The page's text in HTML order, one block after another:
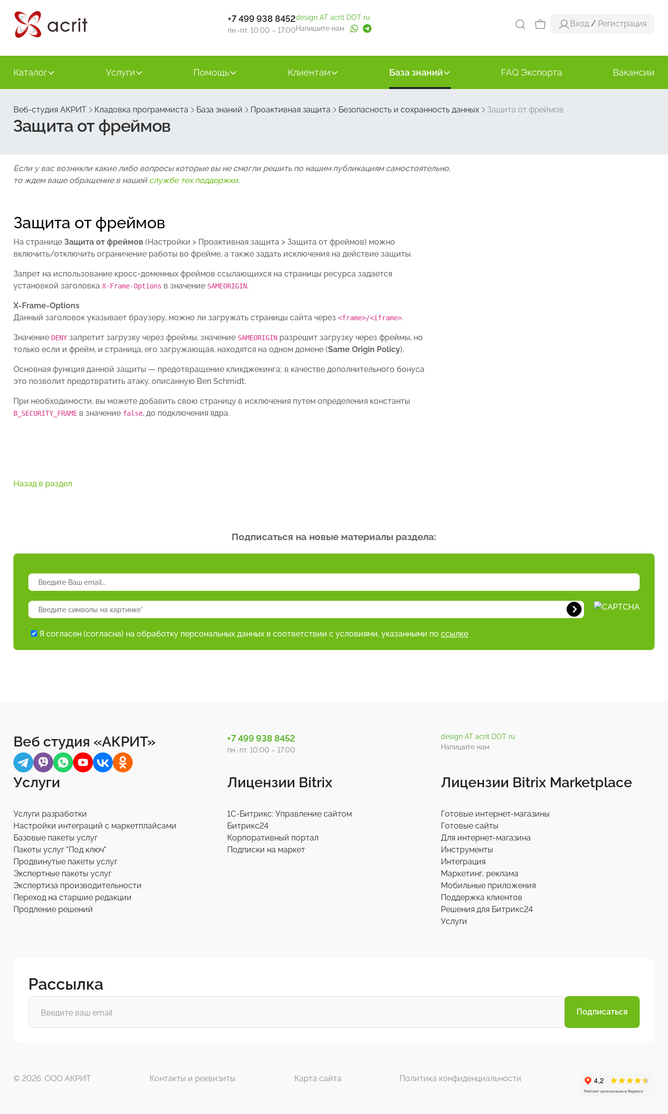
+7 499 938 8452
пн.-пт. 10:00 – 17:00
design AT acrit DOT ru
Напишите нам
Вход / Регистрация
Каталог Услуги Помощь Клиентам База знаний FAQ Экспорта Вакансии
Веб-студия АКРИТ Кладовка программиста База знаний Проактивная защита Безопасность и сохранность данных Защита от фреймов
Защита от фреймов
Если у вас возникли какие либо вопросы которые вы не смогли решить по нашим публикациям самостоятельно,
то ждем ваше обращение в нашей службе тех поддержки.
Защита от фреймов
На странице Защита от фреймов (Настройки > Проактивная защита > Защита от фреймов) можно
включить/отключить ограничение работы во фрейме, а также задать исключения на действие защиты.
Запрет на использование кросс-доменных фреймов ссылающихся на страницы ресурса задается
установкой заголовка X-Frame-Options в значение SAMEORIGIN.
X-Frame-Options
Данный заголовок указывает браузеру, можно ли загружать страницы сайта через <frame>/<iframe>.
Значение DENY запретит загрузку через фреймы, значение SAMEORIGIN разрешит загрузку через фреймы, но
только если и фрейм, и страница, его загружающая, находятся на одном домене (Same Origin Policy).
Основная функция данной защиты — предотвращение кликджекинга; в качестве дополнительного бонуса
это позволит предотвратить атаку, описанную Ben Schmidt.
При необходимости, вы можете добавить свою страницу в исключения путем определения константы
B_SECURITY_FRAME в значение false, до подключения ядра.
Назад в раздел
Подписаться на новые материалы раздела:
Я согласен (согласна) на обработку персональных данных в соответствии с условиями, указанными по ссылке
Веб студия «АКРИТ» +7 499 938 8452
пн.-пт. 10:00 – 17:00
design AT acrit DOT ru
Напишите нам
Услуги
Услуги разработки
Настройки интеграций с маркетплайсами
Базовые пакеты услуг
Пакеты услуг "Под ключ"
Продвинутые пакеты услуг
Экспертные пакеты услуг
Экспертиза производительности
Переход на старшие редакции
Продление решений
Лицензии Bitrix
1С-Битрикс: Управление сайтом
Битрикс24
Корпоративный портал
Подписки на маркет
Лицензии Bitrix Marketplace
Готовые интернет-магазины
Готовые сайты
Для интернет-магазина
Инструменты
Интеграция
Маркетинг, реклама
Мобильные приложения
Поддержка клиентов
Решения для Битрикс24
Услуги
Рассылка
Подписаться
© 2026. ООО АКРИТ Контакты и реквизиты Карта сайта Политика конфиденциальности